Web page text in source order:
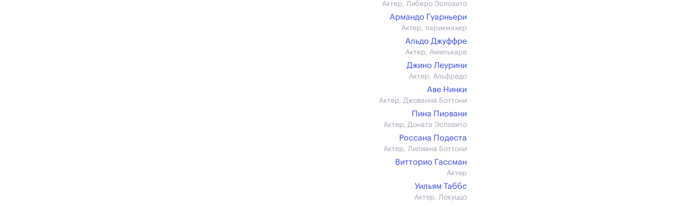
Актер, Либеро Эспозито
Армандо Гуарньери
Актер, парикмахер
Альдо Джуффре
Актер, Амилькаре
Джино Леурини
Актер, Альфредо
Аве Нинки
Актер, Джованна Боттони
Пина Пиовани
Актер, Доната Эспозито
Россана Подеста
Актер, Лилиана Боттони
Витторио Гассман
Актер
Уильям Таббс
Актер, Локуццо